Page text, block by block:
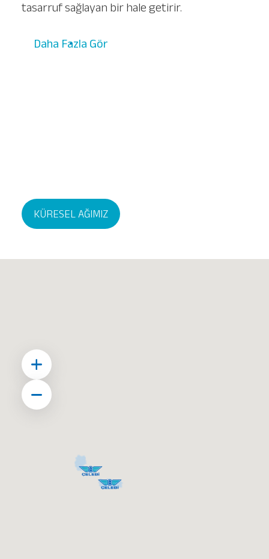
tasarruf sağlayan bir hale getirir.
Daha Fazla Gör
KÜRESEL AĞIMIZ